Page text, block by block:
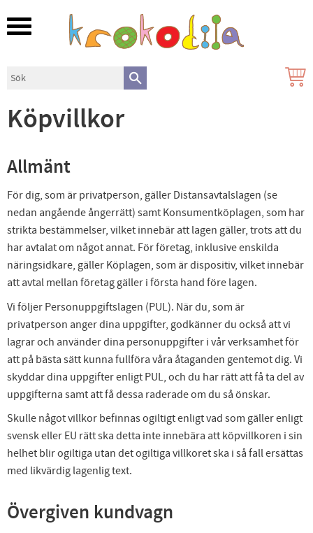
Meny
Köpvillkor
Allmänt
För dig, som är privatperson, gäller Distansavtalslagen (se
nedan angående ångerrätt) samt Konsumentköplagen, som har
strikta bestämmelser, vilket innebär att lagen gäller, trots att du
har avtalat om något annat. För företag, inklusive enskilda
näringsidkare, gäller Köplagen, som är dispositiv, vilket innebär
att avtal mellan företag gäller i första hand före lagen.
Vi följer Personuppgiftslagen (PUL). När du, som är
privatperson anger dina uppgifter, godkänner du också att vi
lagrar och använder dina personuppgifter i vår verksamhet för
att på bästa sätt kunna fullföra våra åtaganden gentemot dig. Vi
skyddar dina uppgifter enligt PUL, och du har rätt att få ta del av
uppgifterna samt att få dessa raderade om du så önskar.
Skulle något villkor befinnas ogiltigt enligt vad som gäller enligt
svensk eller EU rätt ska detta inte innebära att köpvillkoren i sin
helhet blir ogiltiga utan det ogiltiga villkoret ska i så fall ersättas
med likvärdig lagenlig text.
Övergiven kundvagn